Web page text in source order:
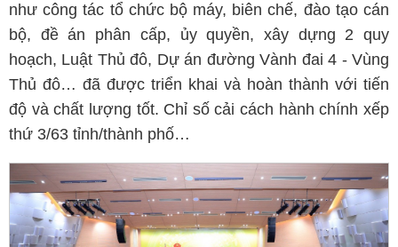
như công tác tổ chức bộ máy, biên chế, đào tạo cán
bộ, đề án phân cấp, ủy quyền, xây dựng 2 quy
hoạch, Luật Thủ đô, Dự án đường Vành đai 4 - Vùng
Thủ đô… đã được triển khai và hoàn thành với tiến
độ và chất lượng tốt. Chỉ số cải cách hành chính xếp
thứ 3/63 tỉnh/thành phố…